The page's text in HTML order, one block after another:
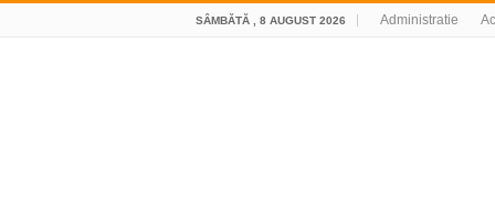
SÂMBĂTĂ , 8 AUGUST 2026 Administratie